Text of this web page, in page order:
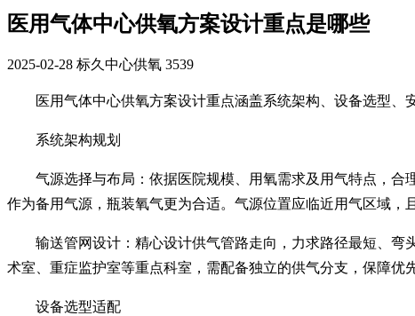
医用气体中心供氧方案设计重点是哪些
2025-02-28 标久中心供氧 3539
医用气体中心供氧方案设计重点涵盖系统架构、设备选型
系统架构规划
气源选择与布局：依据医院规模、用氧需求及用气特点，
作为备用气源，瓶装氧气更为合适。气源位置应临近用气区域，
输送管网设计：精心设计供气管路走向，力求路径最短、
术室、重症监护室等重点科室，需配备独立的供气分支，保障优
设备选型适配